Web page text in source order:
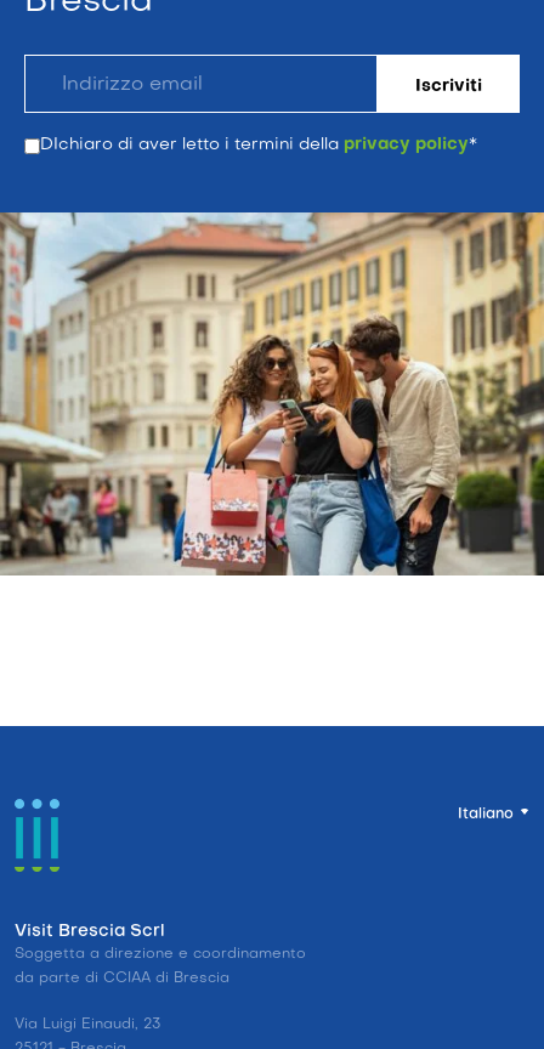
DIchiaro di aver letto i termini della privacy policy*
Italiano
Visit Brescia Scrl
Soggetta a direzione e coordinamento
da parte di CCIAA di Brescia
Via Luigi Einaudi, 23